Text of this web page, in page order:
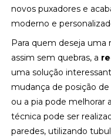
novos puxadores e
moderno e
Para quem deseja uma
assim sem quebras, a
uma solução
mudança de posição
ou a pia pode melhorar
técnica pode ser
paredes, utilizando